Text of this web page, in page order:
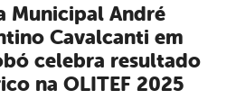
Municipal André
Cavalcanti em
celebra resultado
na OLITEF 2025